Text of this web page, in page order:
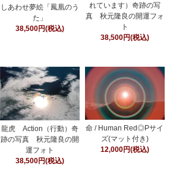
しあわせ夢絵「鳳凰のう
た」
38,500円(税込)
れています）奇跡の写
真 秋元隆良の開運フォ
ト
38,500円(税込)
龍虎 Action（行動）奇
跡の写真 秋元隆良の開
運フォト
38,500円(税込)
命 / Human Red◎Pサイ
ズ(マット付き)
12,000円(税込)